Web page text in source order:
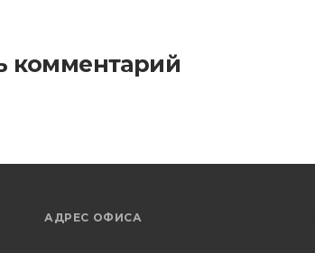
комментарий
АДРЕС ОФИСА